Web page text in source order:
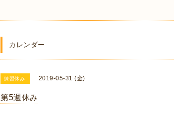
カレンダー
練習休み 2019-05-31 (金)
第5週休み